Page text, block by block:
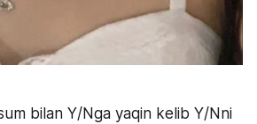
bilan Y/Nga yaqin kelib Y/Nni